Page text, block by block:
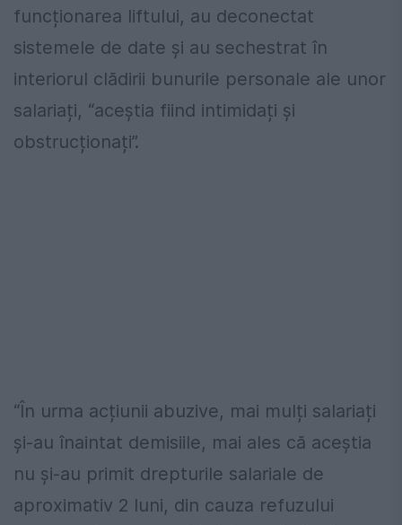
funcționarea liftului, au deconectat
sistemele de date și au sechestrat în
interiorul clădirii bunurile personale ale unor
salariați, “aceștia fiind intimidați și
obstrucționați”.
“În urma acțiunii abuzive, mai mulți salariați
și-au înaintat demisiile, mai ales că aceștia
nu și-au primit drepturile salariale de
aproximativ 2 luni, din cauza refuzului